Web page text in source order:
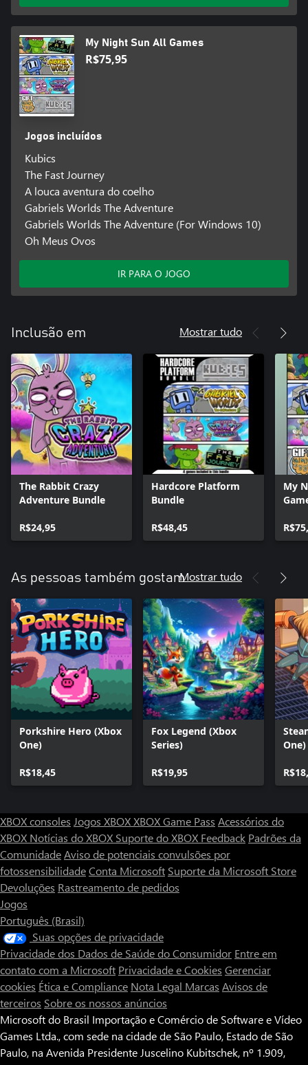
My Night Sun All Games
R$75,95
Jogos incluídos
Kubics
The Fast Journey
A louca aventura do coelho
Gabriels Worlds The Adventure
Gabriels Worlds The Adventure (For Windows 10)
Oh Meus Ovos
IR PARA O JOGO
Inclusão em Mostrar tudo
The Rabbit Crazy
Adventure Bundle
R$24,95
Hardcore Platform
Bundle
R$48,45
My
As pessoas também gostamMostrar tudo
Porkshire Hero (Xbox
One)
R$18,45
Fox Legend (Xbox
Series)
R$19,95
One)
XBOX consoles Jogos XBOXXBOX Game Pass Acessórios do
XBOX Notícias do XBOX Suporte do XBOX Feedback Padrões da
ComunidadeAviso de potenciais convulsões por
fotossensibilidadeConta Microsoft Suporte da Microsoft Store
Devoluções Rastreamento de pedidos
Jogos
Português (Brasil)
Suas opções de privacidade
Privacidade dos Dados de Saúde do Consumidor Entre em
contato com a Microsoft Privacidade e Cookies Gerenciar
cookies Ética e Compliance Nota Legal Marcas Avisos de
terceiros Sobre os nossos anúncios
Microsoft do Brasil Importação e Comércio de Software e Vídeo
Games Ltda., com sede na cidade de São Paulo, Estado de São
Paulo, na Avenida Presidente Juscelino Kubitschek, nº 1.909,